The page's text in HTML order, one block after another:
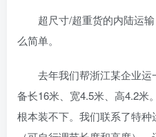
超尺寸/超重货的内陆运
么简单。
去年我们帮浙江某企业运
备长16米、宽4.5米、高4.2米
根本装不下。我们联系了特种